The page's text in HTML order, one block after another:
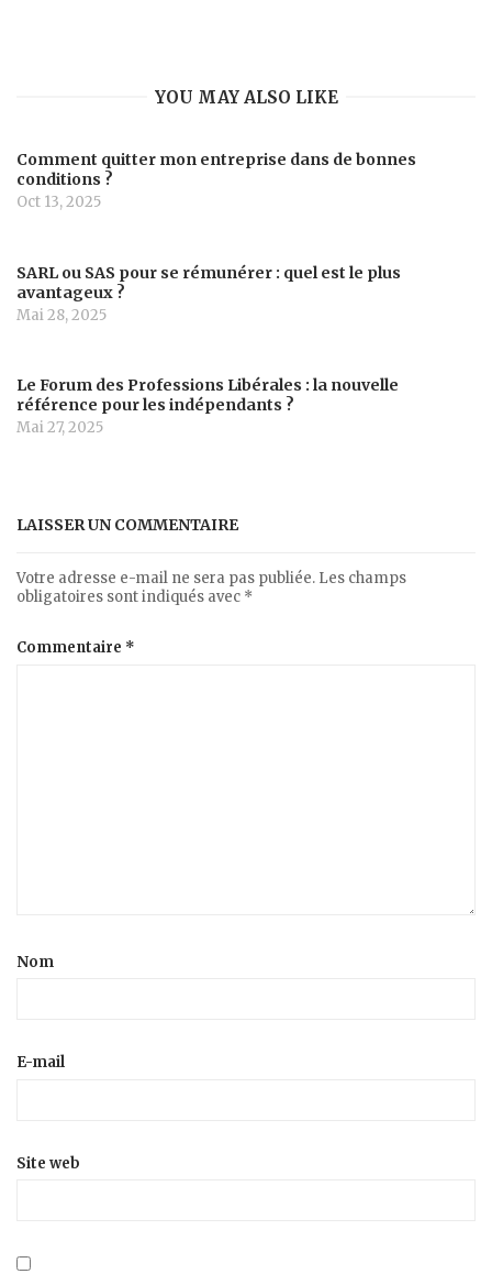
YOU MAY ALSO LIKE
Comment quitter mon entreprise dans de bonnes
conditions ?
Oct 13, 2025
SARL ou SAS pour se rémunérer : quel est le plus
avantageux ?
Mai 28, 2025
Le Forum des Professions Libérales : la nouvelle
référence pour les indépendants ?
Mai 27, 2025
LAISSER UN COMMENTAIRE
Votre adresse e-mail ne sera pas publiée. Les champs
obligatoires sont indiqués avec *
Commentaire *
Nom
E-mail
Site web